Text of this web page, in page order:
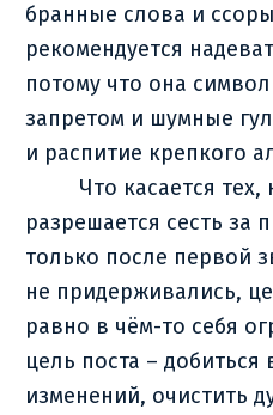
бранные слова и
рекомендуется
потому что она
запретом и шумные
и распитие крепкого
Что касается тех,
разрешается сесть за
только после первой
не придерживались,
равно в чём-то себя
цель поста – добиться
изменений, очистить